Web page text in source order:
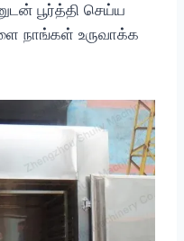
பூர்த்தி செய்ய
நாங்கள் உருவாக்க